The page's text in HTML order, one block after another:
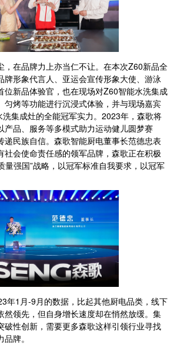
在品牌力上亦当仁不让。在本次Z60新品全
牌形象代言人、亚运会宣传形象大使、游泳
位新品体验官，也在现场对Z60智能水洗集成
匀烤等功能进行沉浸式体验，并与现场嘉宾
集成灶的全能冠军实力。2023年，森歌将
产品、服务等多模式助力运动健儿圆梦赛
递民族自信。森歌智能厨电董事长范德忠表
社会使命责任感的领军品牌，森歌正在积极
量强国”战略，以冠军标准自我要求，以冠军
1月-9月的数据，比起其他厨电品类，线下
然领先，但自身增长速度却在悄然放缓。集
破性创新，需要更多森歌这样引领行业寻找
牌。